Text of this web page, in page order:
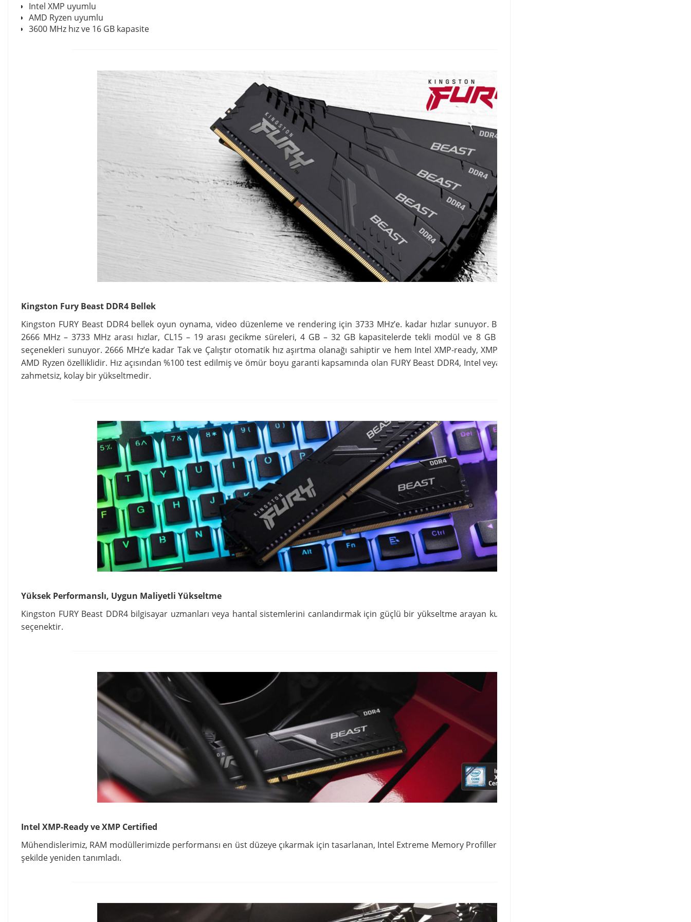
Intel XMP uyumlu
AMD Ryzen uyumlu
3600 MHz hız ve 16 GB kapasite
Kingston Fury Beast DDR4 Bellek
Kingston FURY Beast DDR4 bellek oyun oynama, video düzenleme ve rendering için 3733 MHz’e. kadar hızlar sunuyor. Bu uygun maliyetli yükseltme
2666 MHz – 3733 MHz arası hızlar, CL15 – 19 arası gecikme süreleri, 4 GB – 32 GB kapasitelerde tekli modül ve 8 GB – 128 GB kapasitelerde set
seçenekleri sunuyor. 2666 MHz’e kadar Tak ve Çalıştır otomatik hız aşırtma olanağı sahiptir ve hem Intel XMP-ready, XMP Certified hem de Ready for
AMD Ryzen özelliklidir. Hız açısından %100 test edilmiş ve ömür boyu garanti kapsamında olan FURY Beast DDR4, Intel veya AMD tabanlı sisteminiz için
zahmetsiz, kolay bir yükseltmedir.
Yüksek Performanslı, Uygun Maliyetli Yükseltme
Kingston FURY Beast DDR4 bilgisayar uzmanları veya hantal sistemlerini canlandırmak için güçlü bir yükseltme arayan kullanıcılar için mükemmel bir
seçenektir.
Intel XMP-Ready ve XMP Certified
Mühendislerimiz, RAM modüllerimizde performansı en üst düzeye çıkarmak için tasarlanan, Intel Extreme Memory Profillerini 3733MHz hızlara ulaşacak
şekilde yeniden tanımladı.